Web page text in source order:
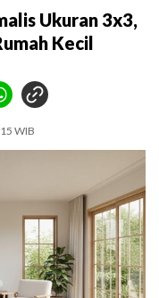
Ukuran 3x3,
Kecil
WIB